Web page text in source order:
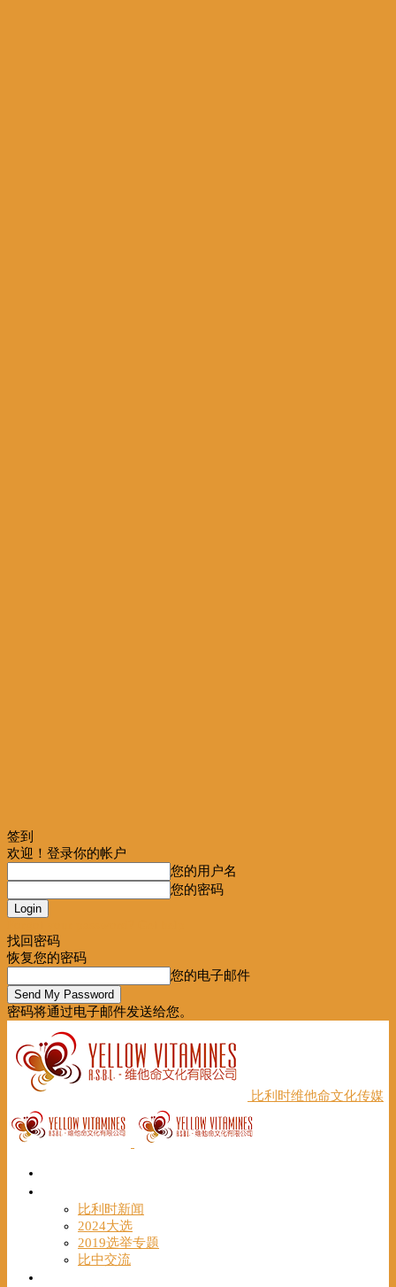
签到
欢迎！登录你的帐户
您的用户名
您的密码
找回密码
恢复您的密码
您的电子邮件
密码将通过电子邮件发送给您。
比利时维他命文化传媒
比利时新闻
2024大选
2019选举专题
比中交流